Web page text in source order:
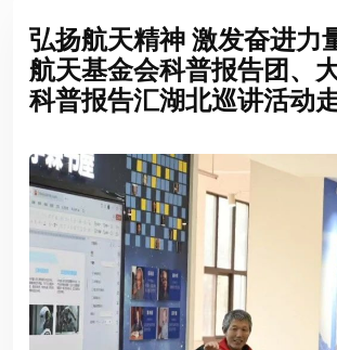
弘扬航天精神 激发奋进
航天基金会科普报告团、
科普报告汇湖北巡讲活动